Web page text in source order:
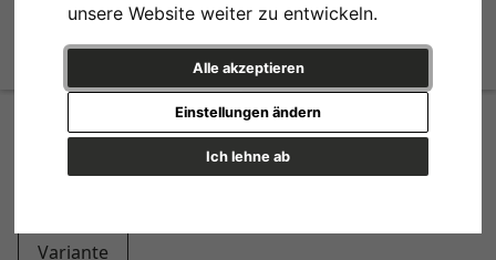
unsere Website weiter zu entwickeln.
Alle akzeptieren
Ich lehne ab
Einstellungen ändern
Design